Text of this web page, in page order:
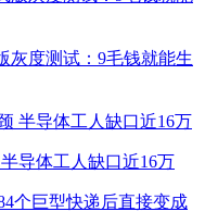
灰度测试：9毛钱就能生
导体工人缺口近16万